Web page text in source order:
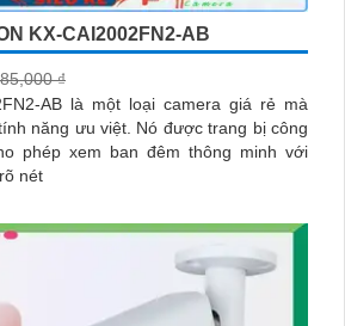
KX-CAI2002FN2-AB
₫
AB là một loại camera giá rẻ mà
Nó được trang bị công
phép xem ban đêm thông minh với
nét